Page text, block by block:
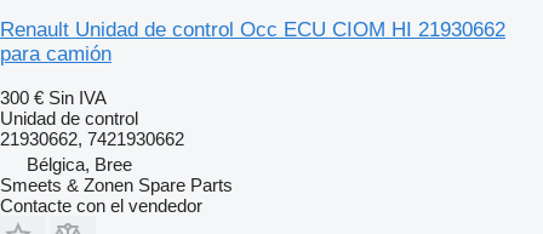
Renault Unidad de control Occ ECU CIOM HI 21930662
para camión
300 € Sin IVA
Unidad de control
21930662, 7421930662
Bélgica, Bree
Smeets & Zonen Spare Parts
Contacte con el vendedor